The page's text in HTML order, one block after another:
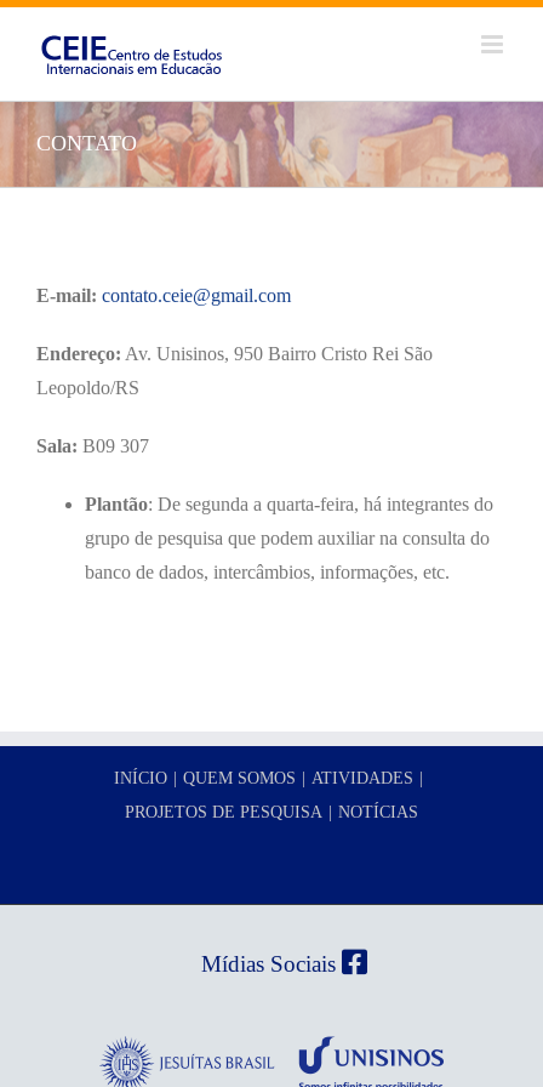
conteúdo
CONTATO
E-mail: contato.ceie@gmail.com
Endereço: Av. Unisinos, 950 Bairro Cristo Rei São
Leopoldo/RS
Sala: B09 307
Plantão: De segunda a quarta-feira, há integrantes do
grupo de pesquisa que podem auxiliar na consulta do
banco de dados, intercâmbios, informações, etc.
INÍCIO QUEM SOMOS
ATIVIDADES
PROJETOS DE PESQUISA
NOTÍCIAS
Mídias Sociais